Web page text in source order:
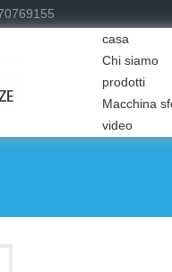
casa
Chi siamo
prodotti
Macchina
video